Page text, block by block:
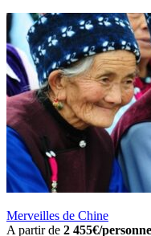
Merveilles de Chine
A partir de 2 455€/personne